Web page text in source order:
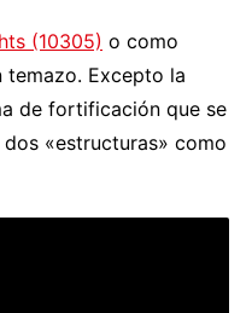
(10305) o como
temazo. Excepto la
de fortificación que se
«estructuras» como